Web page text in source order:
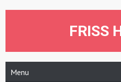
FRISS
Menu